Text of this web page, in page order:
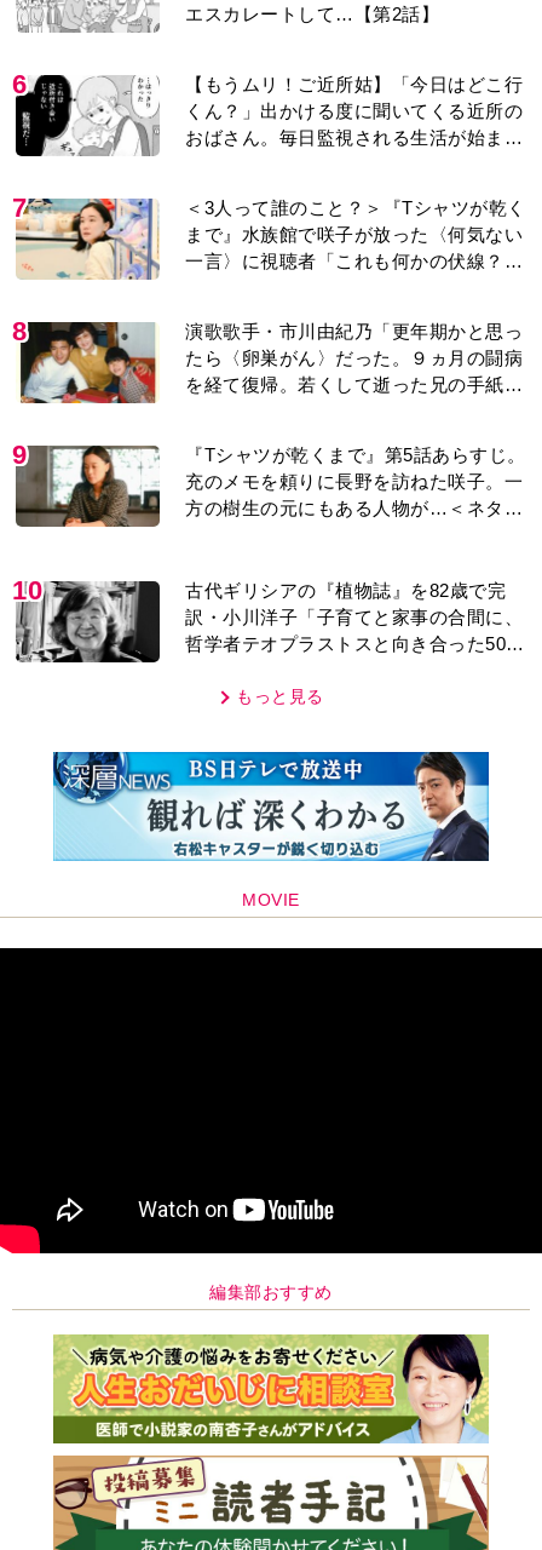
エスカレートして…【第2話】
6
【もうムリ！ご近所姑】「今日はどこ行
くん？」出かける度に聞いてくる近所の
おばさん。毎日監視される生活が始ま
7
＜3人って誰のこと？＞『Tシャツが乾く
まで』水族館で咲子が放った〈何気ない
一言〉に視聴者「これも何かの伏線？」
8
演歌歌手・市川由紀乃「更年期かと思っ
たら〈卵巣がん〉だった。９ヵ月の闘病
を経て復帰。若くして逝った兄の手紙を
9
『Tシャツが乾くまで』第5話あらすじ。
充のメモを頼りに長野を訪ねた咲子。一
方の樹生の元にもある人物が…＜ネタバ
10
古代ギリシアの『植物誌』を82歳で完
訳・小川洋子「子育てと家事の合間に、
哲学者テオプラストスと向き合った50
もっと見る
MOVIE
編集部おすすめ